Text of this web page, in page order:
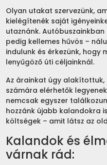
Olyan utakat szervezünk,
kielégítenék saját
utaznánk.
pedig kellemes hűvös –
indulunk és érkezünk,
lenyűgöző úti céljainknál.
Az árainkat úgy
számára elérhetők
nemcsak egyszer
hozzánk újabb kalandokra
költségek – amit látsz az
Kalandok és
várnak rád: